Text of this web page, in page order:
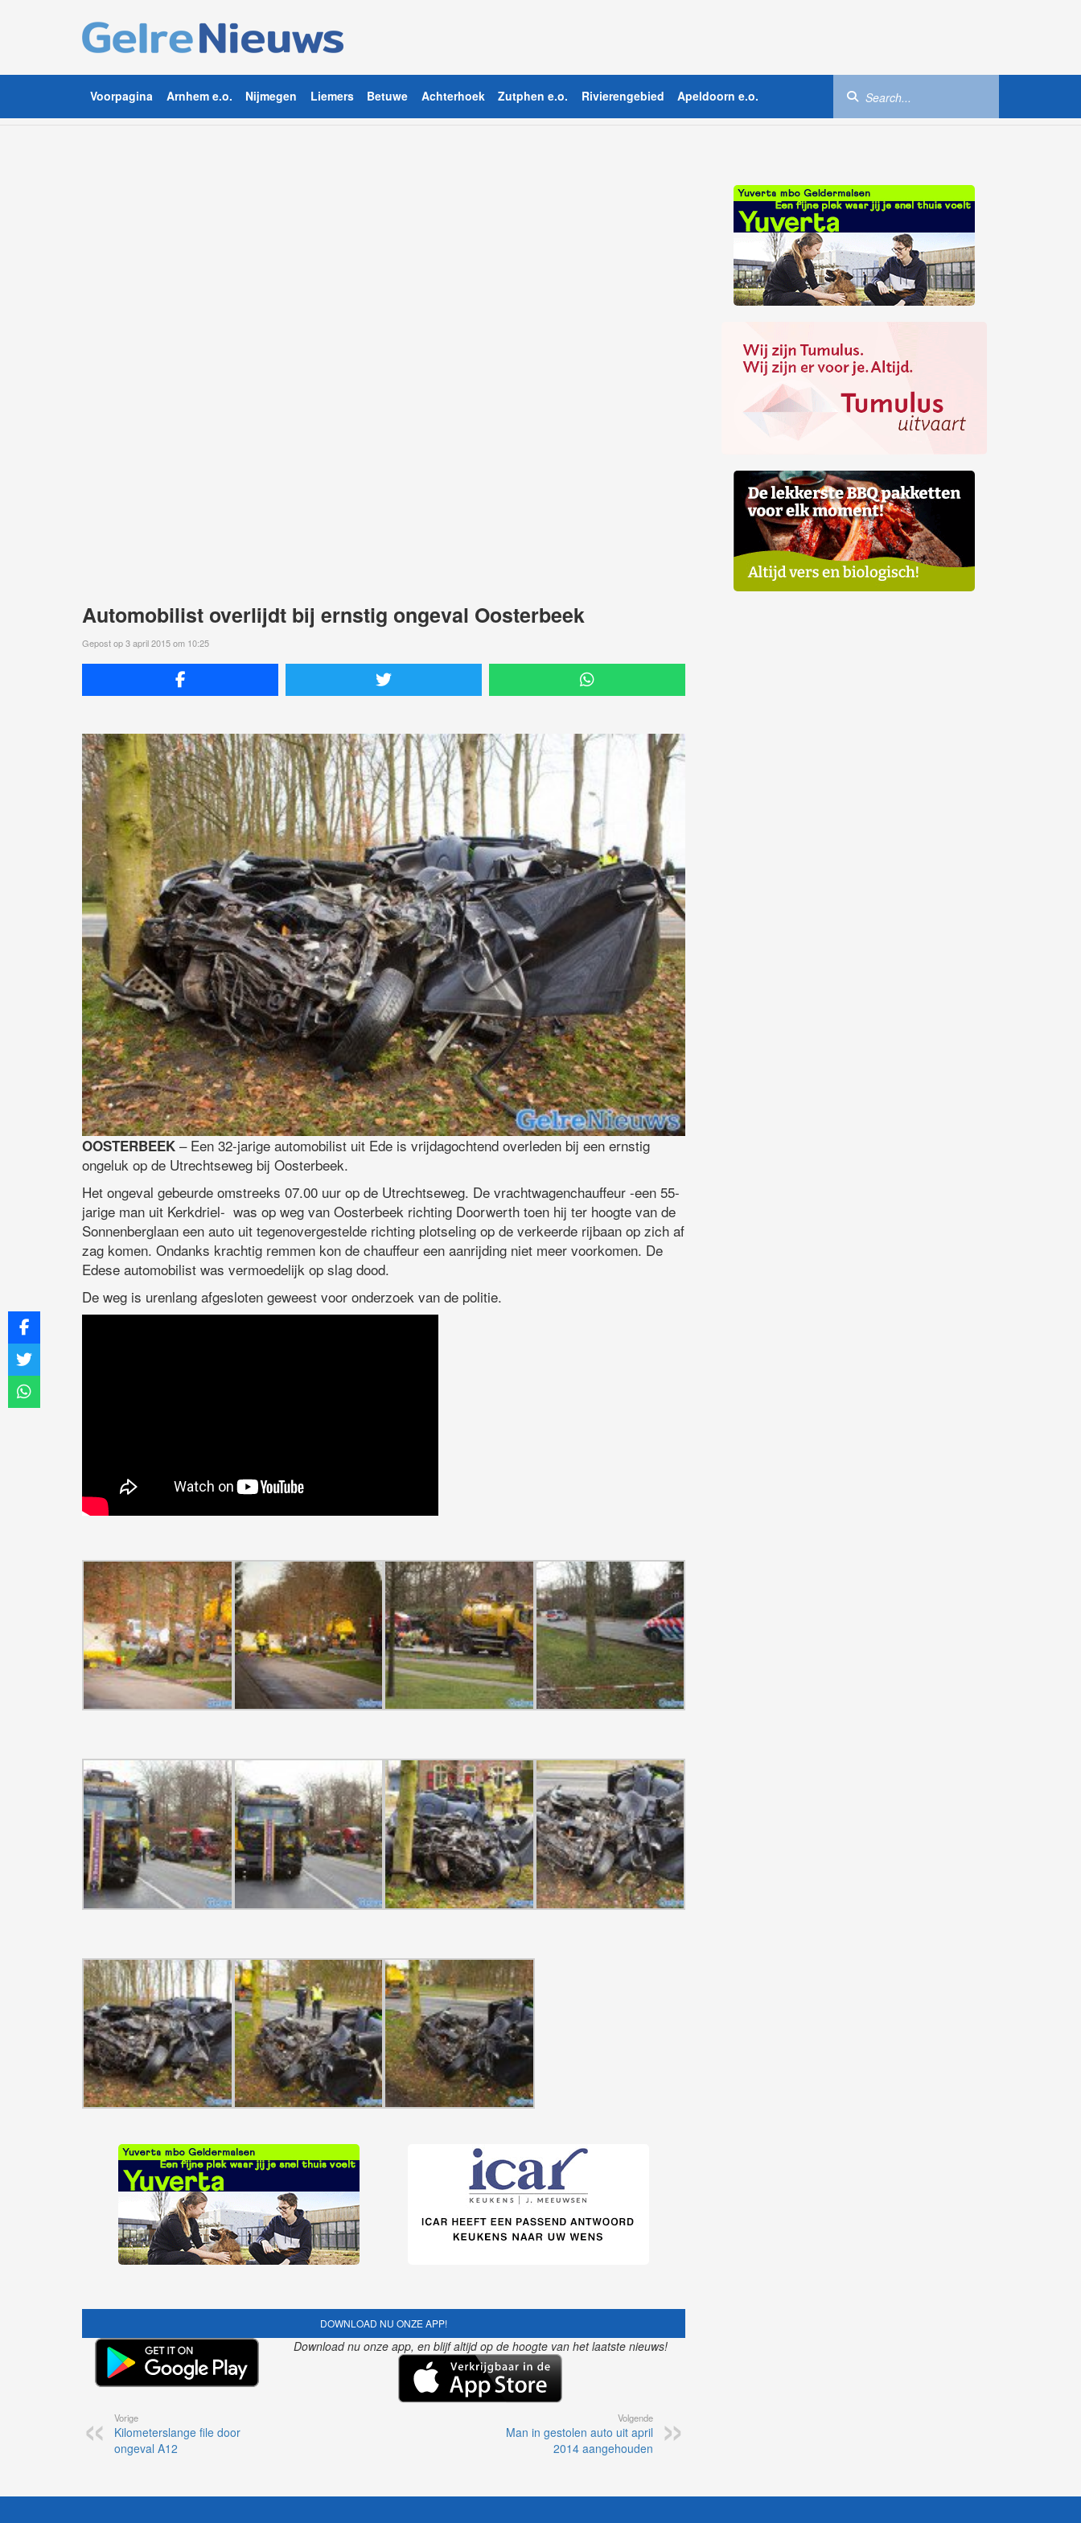
Voorpagina Arnhem e.o. Nijmegen Liemers Betuwe Achterhoek Zutphen e.o. Rivierengebied Apeldoorn e.o.
Automobilist overlijdt bij ernstig ongeval Oosterbeek
Gepost op 3 april 2015 om 10:25
OOSTERBEEK – Een 32-jarige automobilist uit Ede is vrijdagochtend overleden bij een ernstig
ongeluk op de Utrechtseweg bij Oosterbeek.
Het ongeval gebeurde omstreeks 07.00 uur op de Utrechtseweg. De vrachtwagenchauffeur -een 55-
jarige man uit Kerkdriel- was op weg van Oosterbeek richting Doorwerth toen hij ter hoogte van de
Sonnenberglaan een auto uit tegenovergestelde richting plotseling op de verkeerde rijbaan op zich af
zag komen. Ondanks krachtig remmen kon de chauffeur een aanrijding niet meer voorkomen. De
Edese automobilist was vermoedelijk op slag dood.
De weg is urenlang afgesloten geweest voor onderzoek van de politie.
DOWNLOAD NU ONZE APP!
Download nu onze app, en blijf altijd op de hoogte van het laatste nieuws!
Vorige
Kilometerslange file door
ongeval A12
Volgende
Man in gestolen auto uit april
2014 aangehouden